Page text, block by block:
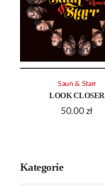
LOOK CLOSER
50.00 zł
Saun & Starr
Kategorie